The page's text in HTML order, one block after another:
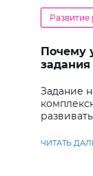
Развитие
Почему
Задание
ЧИТАТЬ